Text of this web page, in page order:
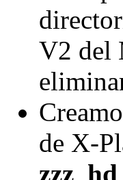
V2 del
de X-